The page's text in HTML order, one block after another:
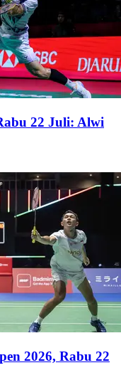
22 Juli: Alwi
2026, Rabu 22